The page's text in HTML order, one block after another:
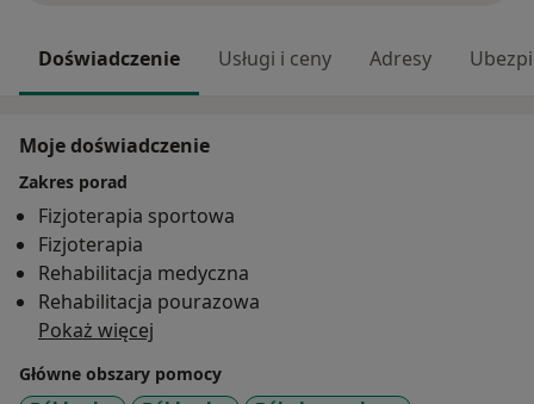
Doświadczenie Usługi i ceny Adresy
Moje doświadczenie
Zakres porad
Fizjoterapia sportowa
Fizjoterapia
Rehabilitacja medyczna
Rehabilitacja pourazowa
Pokaż więcej
Główne obszary pomocy